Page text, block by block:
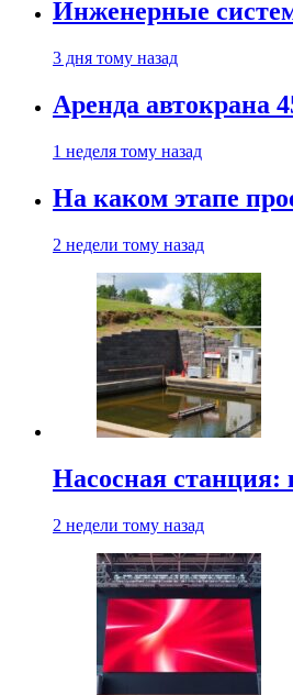
Инженерные
3 дня тому назад
Аренда автокрана
1 неделя тому назад
На каком этапе
2 недели тому назад
Насосная станция:
2 недели тому назад